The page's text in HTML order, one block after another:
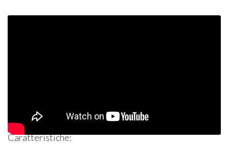
Caratteristiche: